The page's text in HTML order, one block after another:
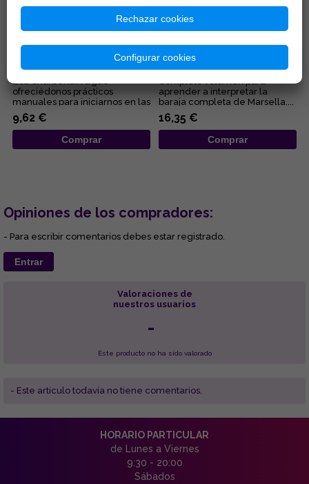
RUNAS PARA PRINCIPIANTES:
GUÍA DE LA MAGIA Y LA
ADIVINACIÓN RÚNICA
Lisa Charberlain sigue
ofreciédonos prácticos
manuales para iniciarnos en las
diferentes disciplinas
esotérica...
9,62 €
Comprar
EL TAROT DE MARSELLA, AL
DESCUBIERTO
Completo volumen para
aprender a interpretar la
baraja completa de Marsella....
16,35 €
Comprar
Opiniones de los compradores:
- Para escribir comentarios debes estar registrado.
Entrar
Valoraciones de
nuestros usuarios
-
Este producto no ha sido valorado
- Este articulo todavía no tiene comentarios.
HORARIO PARTICULAR
de Lunes a Viernes
9:30 - 20:00
Sábados
Rechazar cookies
Configurar cookies